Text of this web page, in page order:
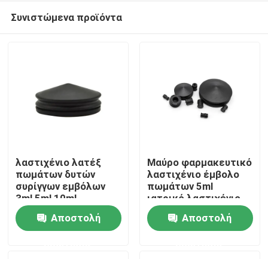
Αρχική Σελίδα
Προϊόντα
Συνιστώμενα προϊόντα
λαστιχένιο λατέξ
πωμάτων δυτών
συρίγγων εμβόλων
3ml 5ml 10ml
ελεύθερο
Αποστολή
Μαύρο φαρμακευτικό
λαστιχένιο έμβολο
πωμάτων 5ml
ιατρικό λαστιχένιο
Αποστολή